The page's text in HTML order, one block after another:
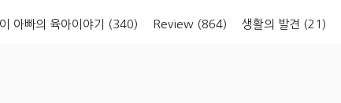
아빠의 육아이야기 (340) Review (864) 생활의 발견 (21)